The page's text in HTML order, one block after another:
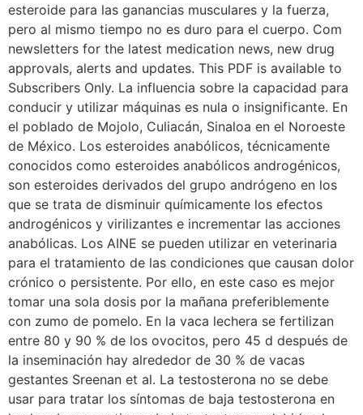
esteroide para las ganancias musculares y la fuerza,
pero al mismo tiempo no es duro para el cuerpo. Com
newsletters for the latest medication news, new drug
approvals, alerts and updates. This PDF is available to
Subscribers Only. La influencia sobre la capacidad para
conducir y utilizar máquinas es nula o insignificante. En
el poblado de Mojolo, Culiacán, Sinaloa en el Noroeste
de México. Los esteroides anabólicos, técnicamente
conocidos como esteroides anabólicos androgénicos,
son esteroides derivados del grupo andrógeno en los
que se trata de disminuir químicamente los efectos
androgénicos y virilizantes e incrementar las acciones
anabólicas. Los AINE se pueden utilizar en veterinaria
para el tratamiento de las condiciones que causan dolor
crónico o persistente. Por ello, en este caso es mejor
tomar una sola dosis por la mañana preferiblemente
con zumo de pomelo. En la vaca lechera se fertilizan
entre 80 y 90 % de los ovocitos, pero 45 d después de
la inseminación hay alrededor de 30 % de vacas
gestantes Sreenan et al. La testosterona no se debe
usar para tratar los síntomas de baja testosterona en